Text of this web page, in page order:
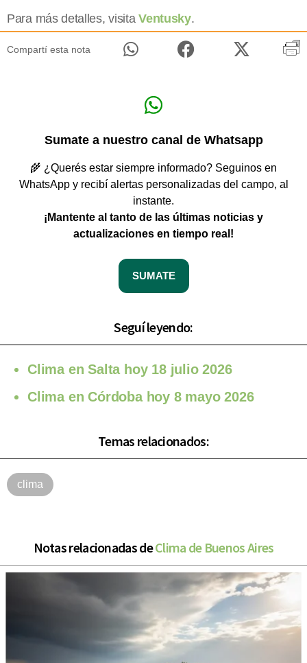
Para más detalles, visitaVentusky.
Compartí esta nota
Sumate a nuestro canal de Whatsapp
🌾 ¿Querés estar siempre informado? Seguinos en
WhatsApp y recibí alertas personalizadas del campo, al
instante.
¡Mantente al tanto de las últimas noticias y
actualizaciones en tiempo real!
SUMATE
Seguí leyendo:
Clima en Salta hoy 18 julio 2026
Clima en Córdoba hoy 8 mayo 2026
Temas relacionados:
clima
Notas relacionadas deClima de Buenos Aires